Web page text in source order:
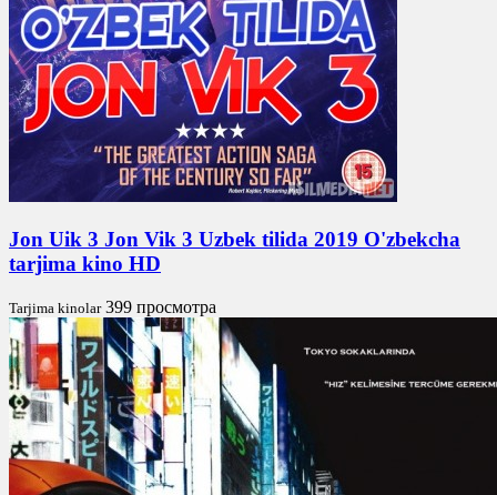
Jon Uik 3 Jon Vik 3 Uzbek tilida 2019 O'zbekcha
tarjima kino HD
Tarjima kinolar 399 просмотра